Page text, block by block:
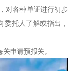
对各种单证进行初步
委托人了解或指出，
申请预报关。